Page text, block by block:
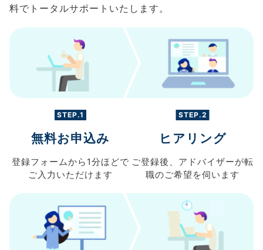
料でトータルサポートいたします。
STEP.1
無料お申込み
登録フォームから 1分ほどで
ご入力 いただけます
STEP.2
ヒアリング
ご登録後、 アドバイザーが転
職のご希望を伺います